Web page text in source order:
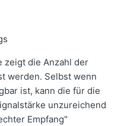
zeigt die Anzahl der
werden. Selbst wenn
ist, kann die für die
unzureichend
Empfang"